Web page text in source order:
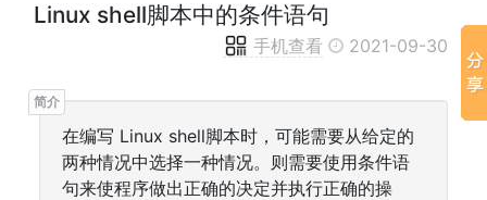
Linux shell脚本中的条件语句
手机查看 2021-09-30
在编写 Linux shell脚本时，可能需要从给定的
两种情况中选择一种情况。则需要使用条件语
句来使程序做出正确的决定并执行正确的操